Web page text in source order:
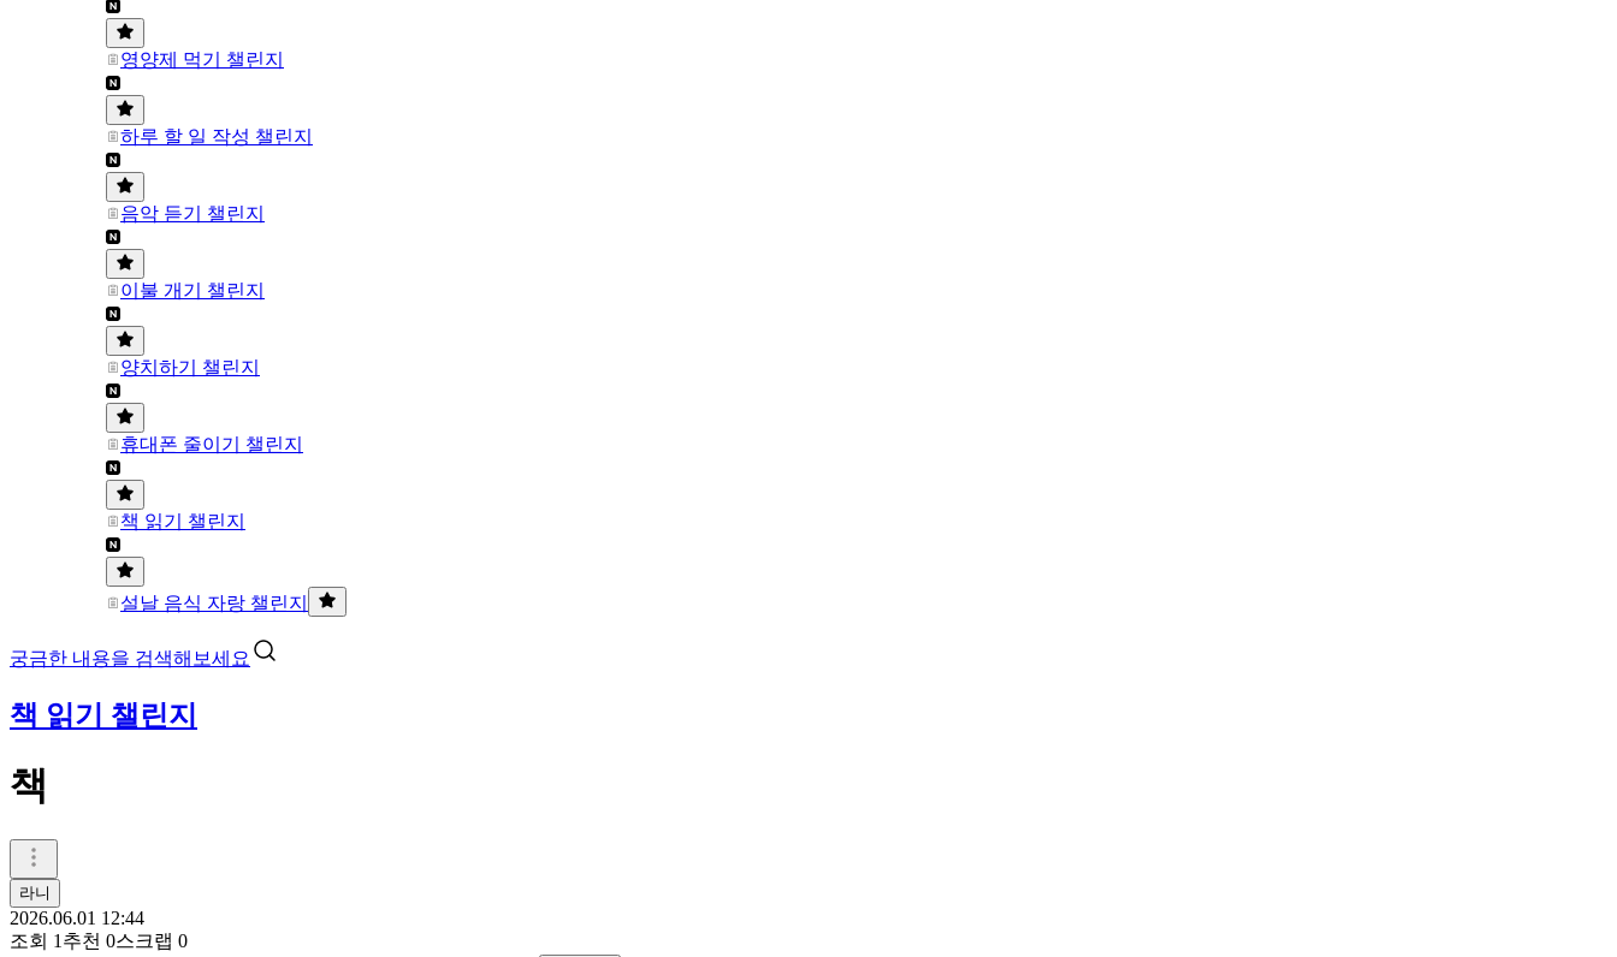
영양제 먹기 챌린지
하루 할 일 작성 챌린지
음악 듣기 챌린지
이불 개기 챌린지
양치하기 챌린지
휴대폰 줄이기 챌린지
책 읽기 챌린지
설날 음식 자랑 챌린지
궁금한 내용을 검색해보세요
책 읽기 챌린지
책
라니
2026.06.01 12:44
조회 1 추천 0스크랩 0